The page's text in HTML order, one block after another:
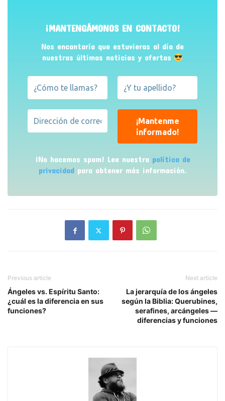
¡MANTENGÁMONOS EN CONTACTO!
Nos encantaría que estuvieras al día de
nuestras últimas noticias y ofertas
¡No hacemos spam! Lee nuestra política de
privacidad para obtener más información.
Previous article
Ángeles vs. Espíritu Santo:
¿cuál es la diferencia en sus
funciones?
Next article
La jerarquía de los ángeles
según la Biblia: Querubines,
serafines, arcángeles —
diferencias y funciones